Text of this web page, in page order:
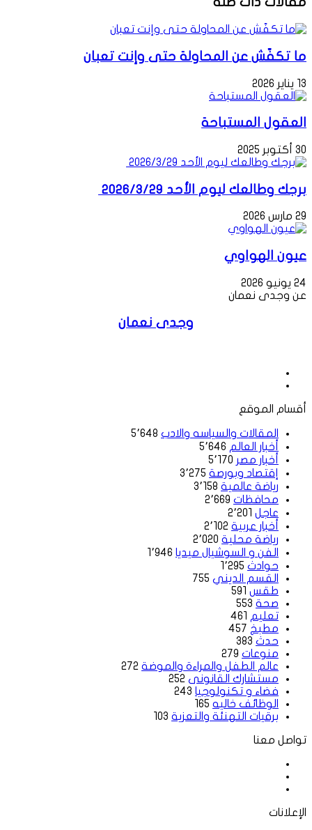
ما تكفّش عن المحاولة حتى وإنت تعبان
13 يناير 2026
العقول المستباحة
30 أكتوبر 2025
برجك وطالعك ليوم الأحد 2026/3/29
29 مارس 2026
عيون الهواوي
24 يونيو 2026
عن وجدى نعمان
وجدى نعمان
أقسام الموقع
المقالات والسياسه والادب 5٬648
أخبار العالم 5٬646
أخبار مصر 5٬170
إقتصاد وبورصة 3٬275
رياضة عالمية 3٬158
محافظات 2٬669
عاجل 2٬201
أخبار عربية 2٬102
رياضة محلية 2٬020
الفن و السوشيال ميديا 1٬946
حوادث 1٬295
القسم الديني 755
طقس 591
صحة 553
تعليم 461
مطبخ 457
حدث 383
منوعات 279
عالم الطفل والمراءة والموضة 272
مستشارك القانونى 252
فضاء و تكنولوجيا 243
الوظائف خاليه 165
برقيات التهنئة والتعزية 103
تواصل معنا
الإعلانات